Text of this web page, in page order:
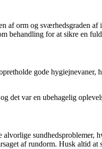
af orm og sværhedsgraden
behandling for at sikre en
gode
det var en ubehagelig
sundhedsproblemer,
af rundorm. Husk altid